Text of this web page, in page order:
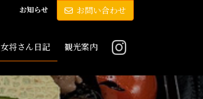
お知らせ お問い合わせ
女将さん日記 観光案内